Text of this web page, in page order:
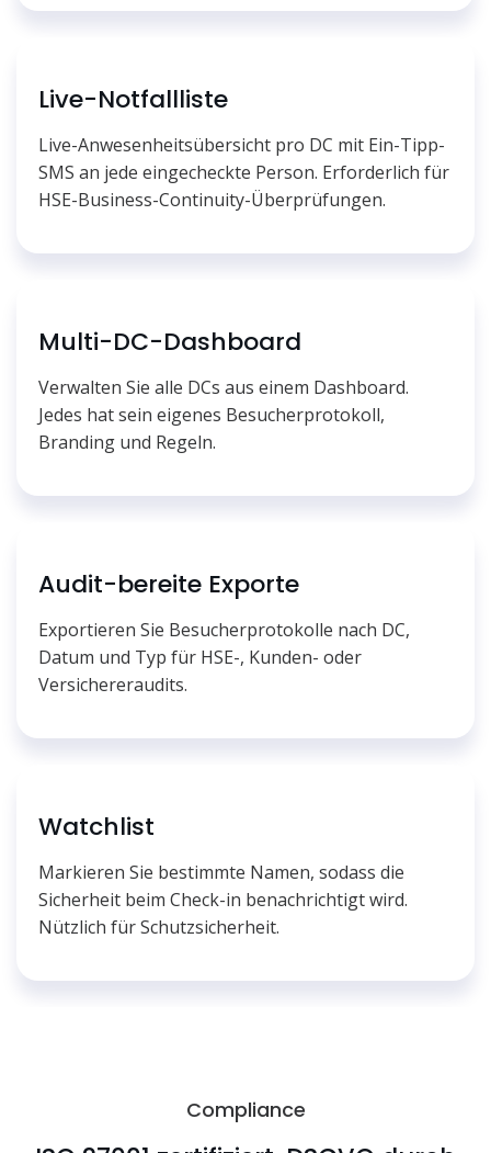
Live-Notfallliste
Live-Anwesenheitsübersicht pro DC mit Ein-Tipp-
SMS an jede eingecheckte Person. Erforderlich für
HSE-Business-Continuity-Überprüfungen.
Multi-DC-Dashboard
Verwalten Sie alle DCs aus einem Dashboard.
Jedes hat sein eigenes Besucherprotokoll,
Branding und Regeln.
Audit-bereite Exporte
Exportieren Sie Besucherprotokolle nach DC,
Datum und Typ für HSE-, Kunden- oder
Versichereraudits.
Watchlist
Markieren Sie bestimmte Namen, sodass die
Sicherheit beim Check-in benachrichtigt wird.
Nützlich für Schutzsicherheit.
Compliance